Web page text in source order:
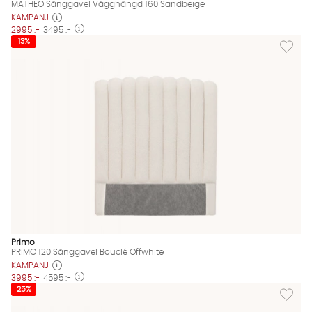
MATHEO Sänggavel Vägghängd 160 Sandbeige
KAMPANJ
2995 :- 3495 :-
Lägg
13%
Primo
PRIMO 120 Sänggavel Bouclé Offwhite
KAMPANJ
3995 :- 4595 :-
Lägg
25%